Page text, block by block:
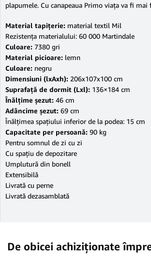
plapumele. Cu canapeaua Primo viaţa va fi mai
Material tapiţerie: material textil Mil
Rezistenţa materialului: 60 000 Martindale
Culoare: 7380 gri
Material picioare: lemn
Culoare: negru
Dimensiuni (lxAxh): 206x107x100 cm
Suprafaţă de dormit (Lxl): 136×184 cm
Înălţime şezut: 46 cm
Adâncime şezut: 69 cm
Înălţimea spaţiului inferior de la podea: 15 cm
Capacitate per persoană: 90 kg
Pentru somnul de zi cu zi
Cu spaţiu de depozitare
Umplutură din bonell
Extensibilă
Livrată cu perne
Livrată dezasamblată
De obicei achiziționate